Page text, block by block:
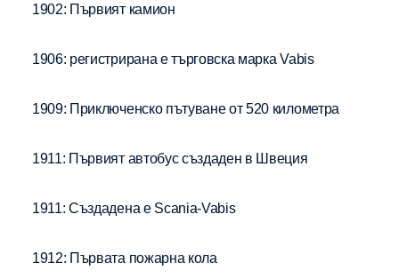
1902: Първият камион
1906: регистрирана е търговска марка Vabis
1909: Приключенско пътуване от 520 километра
1911: Първият автобус създаден в Швеция
1911: Създадена е Scania-Vabis
1912: Първата пожарна кола